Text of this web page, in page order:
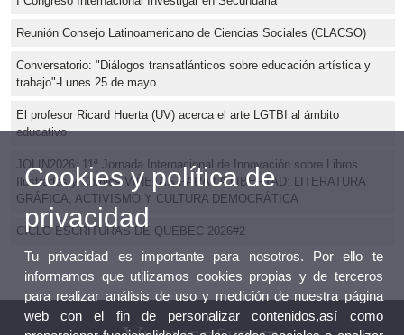
Reunión Consejo Latinoamericano de Ciencias Sociales (CLACSO)
Conversatorio: "Diálogos transatlánticos sobre educación artística y
trabajo"-Lunes 25 de mayo
El profesor Ricard Huerta (UV) acerca el arte LGTBI al ámbito
educativo
JOLIN2026: 11ª Jornada Internacional de Innovación sobre Libros
Ilustrados y Cómics VIÑETAS PARA LA LIBERTAD: LITERATURA
GRÁFICA, ACTIVISMO Y CULTURA DEMOCRÁTICA
CICLO ESCRITURAS DE QUEBEC 2026#2
Cookies y política de
privacidad
Tu privacidad es importante para nosotros. Por ello te
informamos que utilizamos cookies propias y de terceros
para realizar análisis de uso y medición de nuestra página
web con el fin de personalizar contenidos,así como